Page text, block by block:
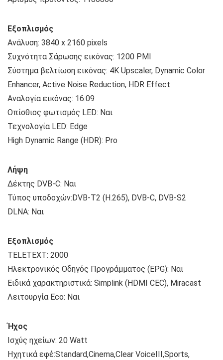
Εξοπλισμός
Ανάλυση: 3840 x 2160 pixels
Συχνότητα Σάρωσης εικόνας: 1200 PMI
Σύστημα βελτίωση εικόνας: 4K Upscaler, Dynamic Color
Enhancer, Active Noise Reduction, HDR Effect
Αναλογία εικόνας: 16:09
Οπίσθιος φωτισμός LED: Ναι
Τεχνολογία LED: Edge
High Dynamic Range (HDR): Pro
Λήψη
Δέκτης DVB-C: Ναι
Τύπος υποδοχών:DVB-T2 (H.265), DVB-C, DVB-S2
DLNA: Ναι
Εξοπλισμός
TELETEXT: 2000
Ηλεκτρονικός Οδηγός Προγράμματος (EPG): Ναι
Ειδικά χαρακτηριστικά: Simplink (HDMI CEC), Miracast
Λειτουργία Eco: Ναι
Ήχος
Ισχύς ηχείων: 20 Watt
Ηχητικά εφέ:Standard,Cinema,Clear VoiceIII,Sports,